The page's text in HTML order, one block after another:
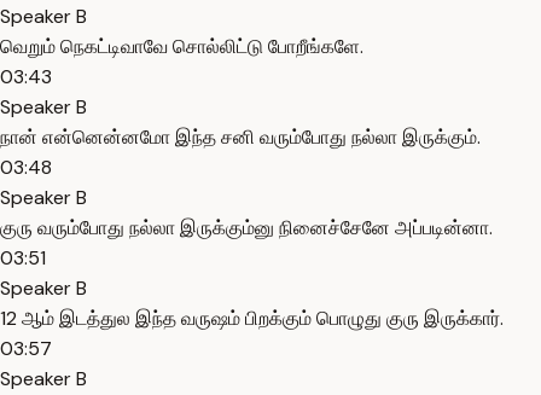
Speaker B
வெறும் நெகட்டிவாவே சொல்லிட்டு போறீங்களே.
03:43
Speaker B
நான் என்னென்னமோ இந்த சனி வரும்போது நல்லா இருக்கும்.
03:48
Speaker B
குரு வரும்போது நல்லா இருக்கும்னு நினைச்சேனே அப்படின்னா.
03:51
Speaker B
12 ஆம் இடத்துல இந்த வருஷம் பிறக்கும் பொழுது குரு இருக்கார்.
03:57
Speaker B